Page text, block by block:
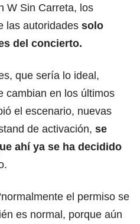
W Sin Carreta, los
las autoridades solo
del concierto.
que sería lo ideal,
cambian en los últimos
el escenario, nuevas
de activación, se
ahí ya se ha decidido
el permiso se
es normal, porque aún